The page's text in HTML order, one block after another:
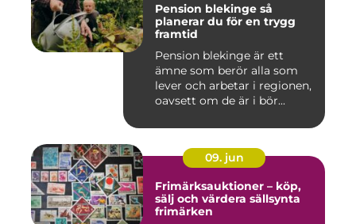
Pension blekinge så
planerar du för en trygg
framtid
Pension blekinge är ett
ämne som berör alla som
lever och arbetar i regionen,
oavsett om de är i bör...
09. jun
Frimärksauktioner – köp,
sälj och värdera sällsynta
frimärken